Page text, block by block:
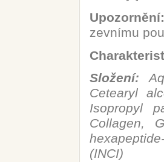
Upozornění:
zevnímu
Složení:
Cetearyl
Isopropyl
Collagen,
(INCI)